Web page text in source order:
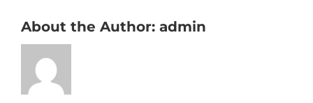
About the Author: admin